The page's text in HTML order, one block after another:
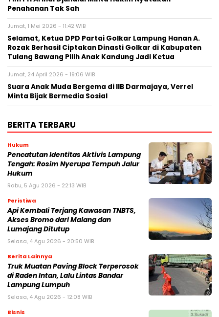
Penahanan Tak Sah
Jumat, 1 Mei 2026 - 11:42 WIB
Selamat, Ketua DPD Partai Golkar Lampung Hanan A.
Rozak Berhasil Ciptakan Dinasti Golkar di Kabupaten
Tulang Bawang Pilih Anak Kandung Jadi Ketua
Jumat, 24 April 2026 - 19:06 WIB
Suara Anak Muda Bergema di IIB Darmajaya, Verrel
Minta Bijak Bermedia Sosial
BERITA TERBARU
Hukum
Pencatutan Identitas Aktivis Lampung
Tengah: Rosim Nyerupa Tempuh Jalur
Hukum
Rabu, 5 Agu 2026 - 22:13 WIB
Peristiwa
Api Kembali Terjang Kawasan TNBTS,
Akses Bromo dari Malang dan
Lumajang Ditutup
Selasa, 4 Agu 2026 - 20:50 WIB
Berita Lainnya
Truk Muatan Paving Block Terperosok
di Raden Intan, Lalu Lintas Bandar
Lampung Lumpuh
Selasa, 4 Agu 2026 - 12:08 WIB
Bisnis